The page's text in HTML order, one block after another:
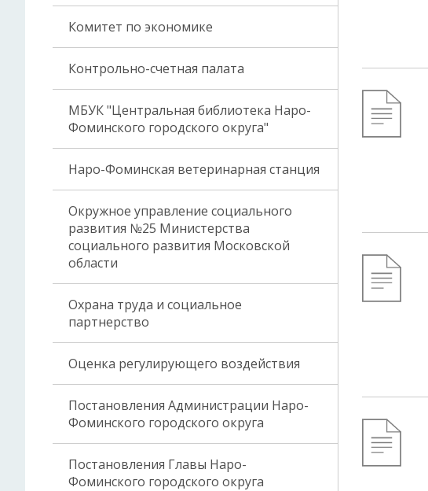
Комитет по экономике
Контрольно-счетная палата
МБУК "Центральная библиотека Наро-
Фоминского городского округа"
Наро-Фоминская ветеринарная станция
Окружное управление социального
развития №25 Министерства
социального развития Московской
области
Охрана труда и социальное
партнерство
Оценка регулирующего воздействия
Постановления Администрации Наро-
Фоминского городского округа
Постановления Главы Наро-
Фоминского городского округа